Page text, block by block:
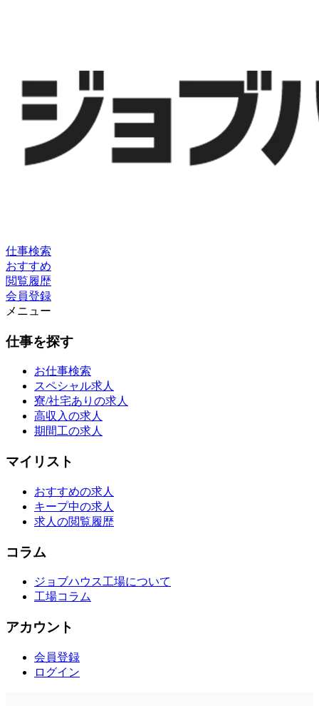
仕事検索
おすすめ
閲覧履歴
会員登録
メニュー
仕事を探す
お仕事検索
スペシャル求人
寮/社宅ありの求人
高収入の求人
期間工の求人
マイリスト
おすすめの求人
キープ中の求人
求人の閲覧履歴
コラム
ジョブハウス工場について
工場コラム
アカウント
会員登録
ログイン